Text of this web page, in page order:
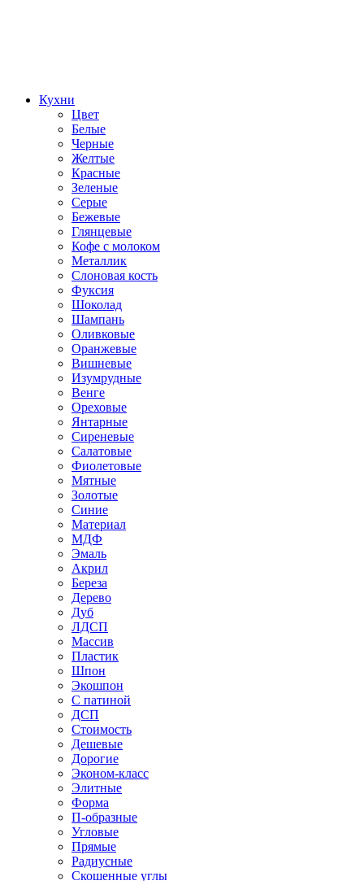
Кухни
Цвет
Белые
Черные
Желтые
Красные
Зеленые
Серые
Бежевые
Глянцевые
Кофе с молоком
Металлик
Слоновая кость
Фуксия
Шоколад
Шампань
Оливковые
Оранжевые
Вишневые
Изумрудные
Венге
Ореховые
Янтарные
Сиреневые
Салатовые
Фиолетовые
Мятные
Золотые
Синие
Материал
МДФ
Эмаль
Акрил
Береза
Дерево
Дуб
ЛДСП
Массив
Пластик
Шпон
Экошпон
С патиной
ДСП
Стоимость
Дешевые
Дорогие
Эконом-класс
Элитные
Форма
П-образные
Угловые
Прямые
Радиусные
Скошенные углы